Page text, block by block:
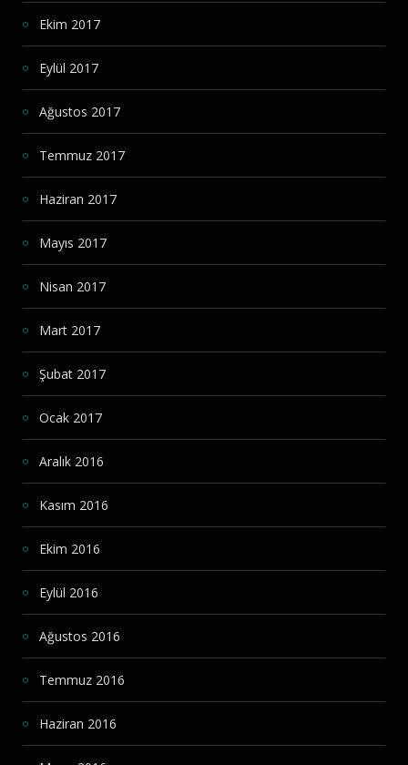
Ekim 2017
Eylül 2017
Ağustos 2017
Temmuz 2017
Haziran 2017
Mayıs 2017
Nisan 2017
Mart 2017
Şubat 2017
Ocak 2017
Aralık 2016
Kasım 2016
Ekim 2016
Eylül 2016
Ağustos 2016
Temmuz 2016
Haziran 2016